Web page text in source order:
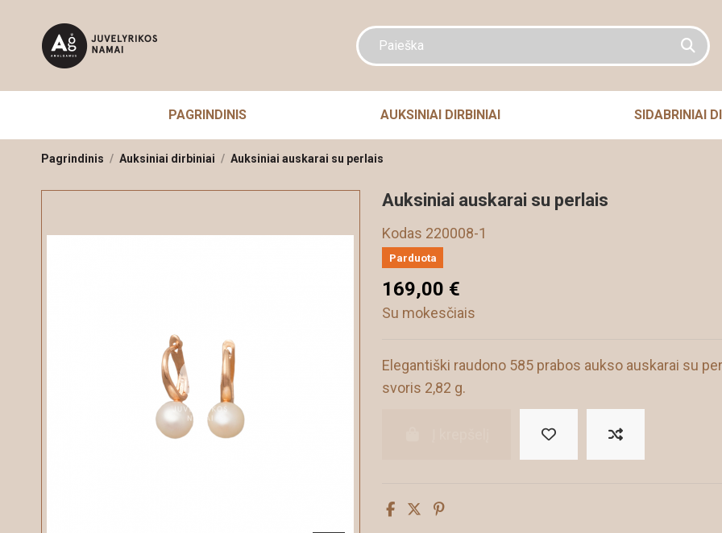
PAGRINDINIS AUKSINIAI DIRBINIAI SIDABRINIAI
Pagrindinis Auksiniai dirbiniai Auksiniai auskarai su perlais
Auksiniai auskarai su perlais
Kodas 220008-1
Parduota
169,00 €
Su mokesčiais
Elegantiški raudono 585 prabos aukso auskarai su
svoris 2,82 g.